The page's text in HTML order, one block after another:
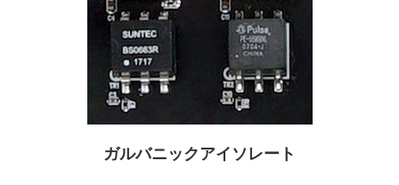
ガルバニックアイソレート